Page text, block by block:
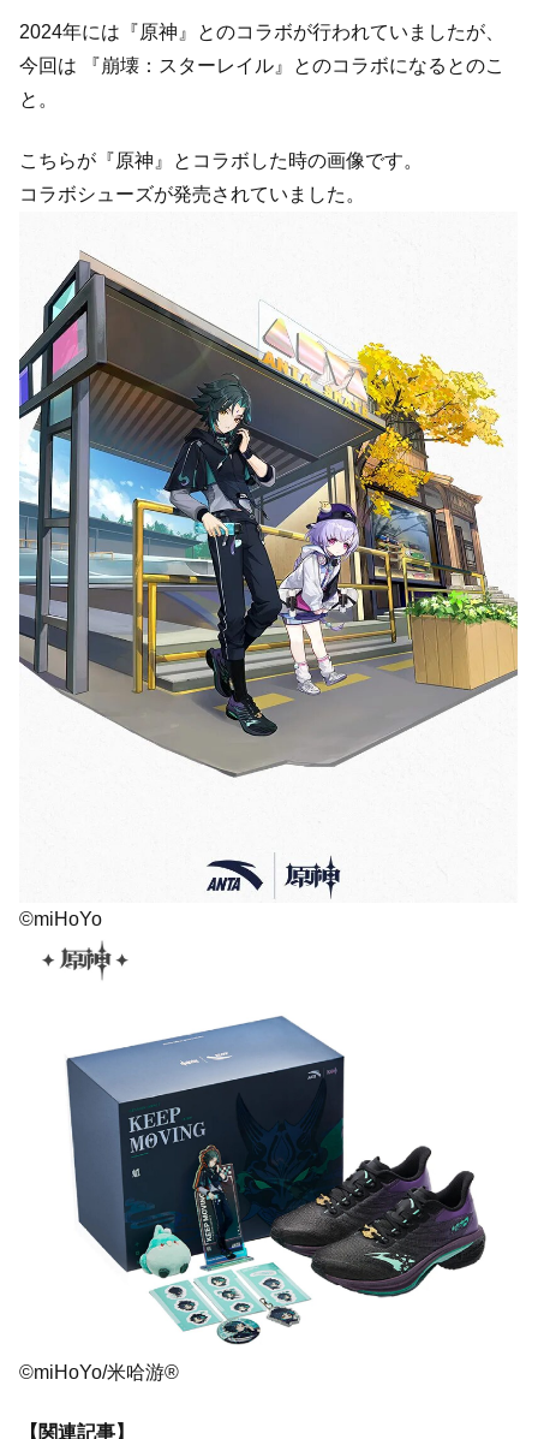
2024年には『原神』とのコラボが行われていましたが、
今回は 『崩壊：スターレイル』とのコラボになるとのこ
と。
こちらが『原神』とコラボした時の画像です。
コラボシューズが発売されていました。
©miHoYo
©miHoYo/米哈游®
【関連記事】